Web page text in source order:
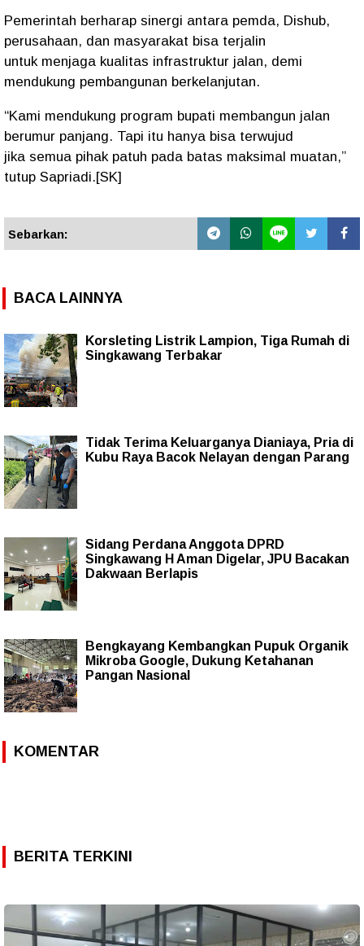
Pemerintah berharap sinergi antara pemda, Dishub,
perusahaan, dan masyarakat bisa terjalin
untuk menjaga kualitas infrastruktur jalan, demi
mendukung pembangunan berkelanjutan.
“Kami mendukung program bupati membangun jalan
berumur panjang. Tapi itu hanya bisa terwujud
jika semua pihak patuh pada batas maksimal muatan,”
tutup Sapriadi.[SK]
Sebarkan:
BACA LAINNYA
Korsleting Listrik Lampion, Tiga Rumah di
Singkawang Terbakar
Tidak Terima Keluarganya Dianiaya, Pria di
Kubu Raya Bacok Nelayan dengan Parang
Sidang Perdana Anggota DPRD
Singkawang H Aman Digelar, JPU Bacakan
Dakwaan Berlapis
Bengkayang Kembangkan Pupuk Organik
Mikroba Google, Dukung Ketahanan
Pangan Nasional
KOMENTAR
BERITA TERKINI